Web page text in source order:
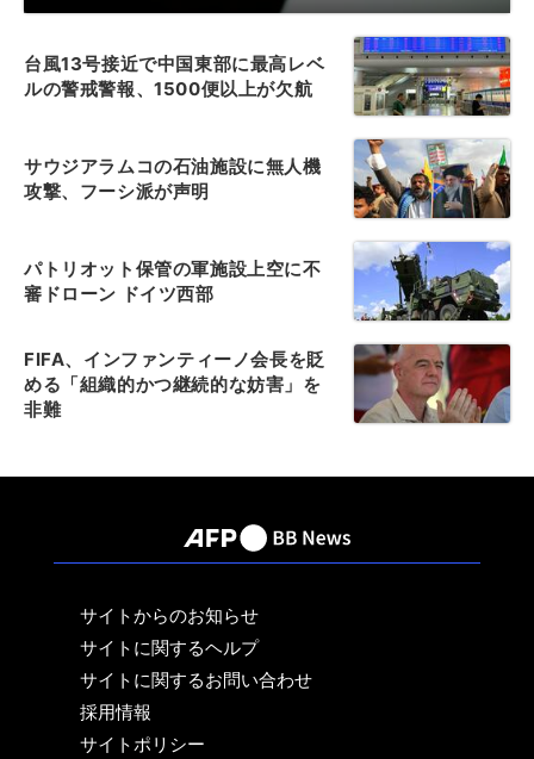
台風13号接近で中国東部に最高レベ
ルの警戒警報、1500便以上が欠航
サウジアラムコの石油施設に無人機
攻撃、フーシ派が声明
パトリオット保管の軍施設上空に不
審ドローン ドイツ西部
FIFA、インファンティーノ会長を貶
める「組織的かつ継続的な妨害」を
非難
サイトからのお知らせ
サイトに関するヘルプ
サイトに関するお問い合わせ
採用情報
サイトポリシー